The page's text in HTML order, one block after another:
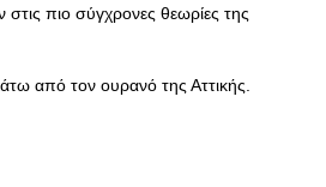
πιο σύγχρονες θεωρίες της
από τον ουρανό της Αττικής.